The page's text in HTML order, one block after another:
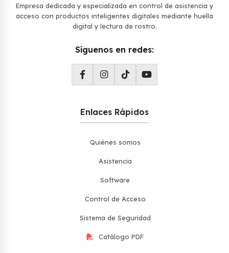
Empresa dedicada y especializada en control de asistencia y
acceso con productos inteligentes digitales mediante huella
digital y lectura de rostro.
Síguenos en redes:
Enlaces Rápidos
Quiénes somos
Asistencia
Software
Control de Acceso
Sistema de Seguridad
Catálogo PDF